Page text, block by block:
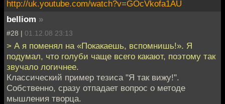
http://uk.youtube.com/watch?v=GOcVkofa1AU
belliom »
#28 | 01.12.08 23:13
> А я поменял на «Покакаешь, вспомнишь!». Я
подумал, что голуби чаще всего какают, поэтому так
звучало логичнее.
Классический пример тезиса "Я так вижу!".
Собственно, сразу отпадает вопрос о методе
мышления творца.